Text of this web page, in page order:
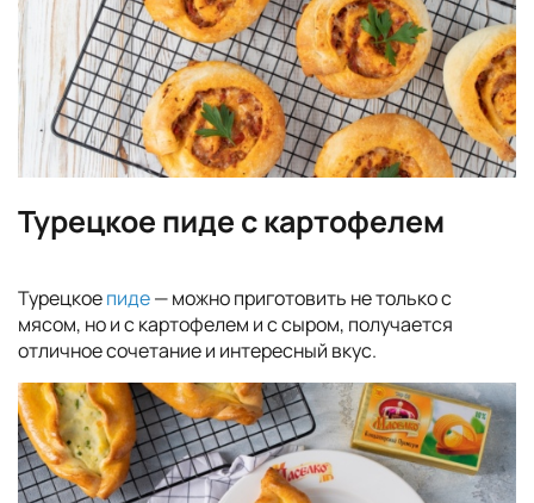
Турецкое пиде с картофелем
Турецкоепиде— можно приготовить не только с
мясом, но и с картофелем и с сыром, получается
отличное сочетание и интересный вкус.